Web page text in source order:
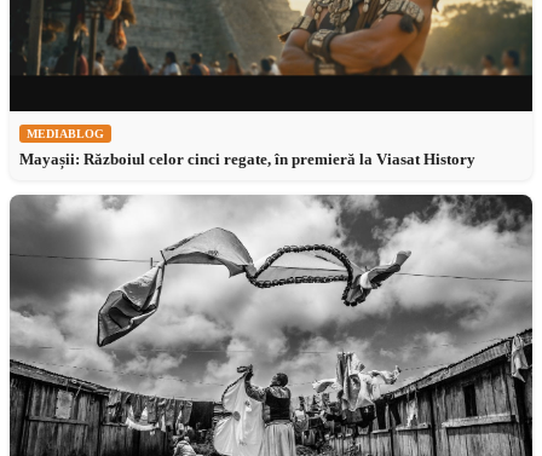
MEDIABLOG
Mayașii: Războiul celor cinci regate, în premieră la Viasat History